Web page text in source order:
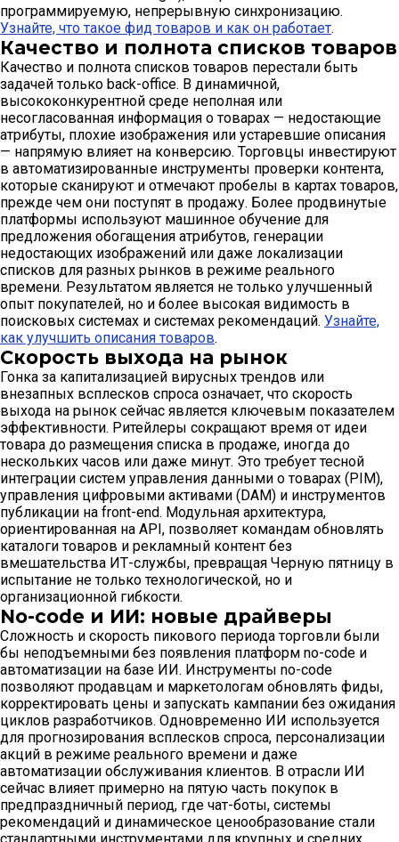
программируемую, непрерывную синхронизацию.
Узнайте, что такое фид товаров и как он работает.
Качество и полнота списков товаров
Качество и полнота списков товаров перестали быть
задачей только back-office. В динамичной,
высококонкурентной среде неполная или
несогласованная информация о товарах — недостающие
атрибуты, плохие изображения или устаревшие описания
— напрямую влияет на конверсию. Торговцы инвестируют
в автоматизированные инструменты проверки контента,
которые сканируют и отмечают пробелы в картах товаров,
прежде чем они поступят в продажу. Более продвинутые
платформы используют машинное обучение для
предложения обогащения атрибутов, генерации
недостающих изображений или даже локализации
списков для разных рынков в режиме реального
времени. Результатом является не только улучшенный
опыт покупателей, но и более высокая видимость в
поисковых системах и системах рекомендаций. Узнайте,
как улучшить описания товаров.
Скорость выхода на рынок
Гонка за капитализацией вирусных трендов или
внезапных всплесков спроса означает, что скорость
выхода на рынок сейчас является ключевым показателем
эффективности. Ритейлеры сокращают время от идеи
товара до размещения списка в продаже, иногда до
нескольких часов или даже минут. Это требует тесной
интеграции систем управления данными о товарах (PIM),
управления цифровыми активами (DAM) и инструментов
публикации на front-end. Модульная архитектура,
ориентированная на API, позволяет командам обновлять
каталоги товаров и рекламный контент без
вмешательства ИТ-службы, превращая Черную пятницу в
испытание не только технологической, но и
организационной гибкости.
No-code и ИИ: новые драйверы
Сложность и скорость пикового периода торговли были
бы неподъемными без появления платформ no-code и
автоматизации на базе ИИ. Инструменты no-code
позволяют продавцам и маркетологам обновлять фиды,
корректировать цены и запускать кампании без ожидания
циклов разработчиков. Одновременно ИИ используется
для прогнозирования всплесков спроса, персонализации
акций в режиме реального времени и даже
автоматизации обслуживания клиентов. В отрасли ИИ
сейчас влияет примерно на пятую часть покупок в
предпраздничный период, где чат-боты, системы
рекомендаций и динамическое ценообразование стали